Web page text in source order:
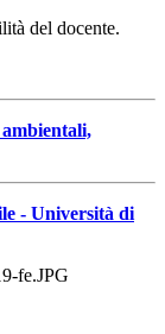
del docente.
- Università di